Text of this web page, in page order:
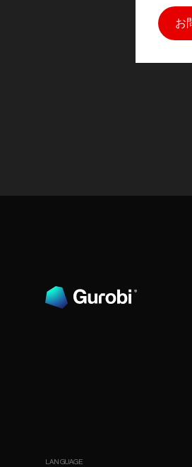
お
LANGUAGE